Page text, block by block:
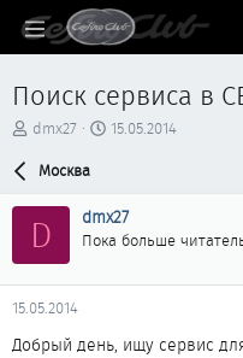
Поиск сервиса в
А
р
м
ы
dmx27
Д
н
а
а
15.05.2014
Москва
D dmx27
Пока больше
15.05.2014
Добрый день, ищу сервис